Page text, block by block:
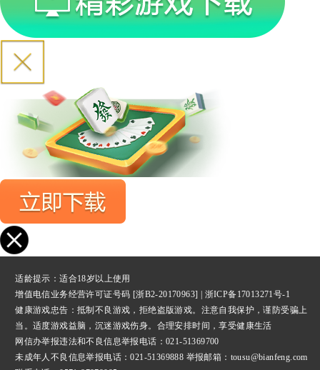
适龄提示：适合18岁以上使用
增值电信业务经营许可证号码 [浙B2-20170963] | 浙ICP备17013271号-1
健康游戏忠告：抵制不良游戏，拒绝盗版游戏。注意自我保护，谨防受骗上
当。适度游戏益脑，沉迷游戏伤身。合理安排时间，享受健康生活
网信办举报违法和不良信息举报 电话：021-51369700
未成年人不良信息举报电话：021-51369888 举报邮箱：tousu@bianfeng.com